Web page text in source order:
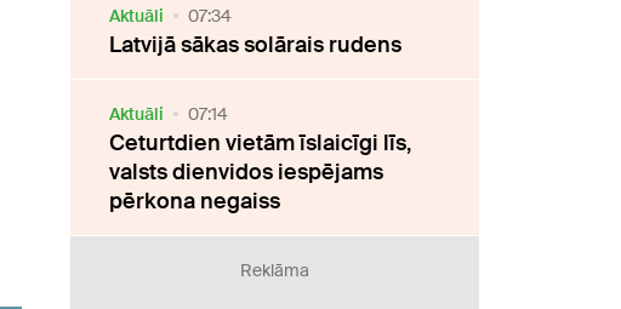
Aktuāli 07:34
Latvijā sākas solārais rudens
Aktuāli 07:14
Ceturtdien vietām īslaicīgi līs,
valsts dienvidos iespējams
pērkona negaiss
Reklāma